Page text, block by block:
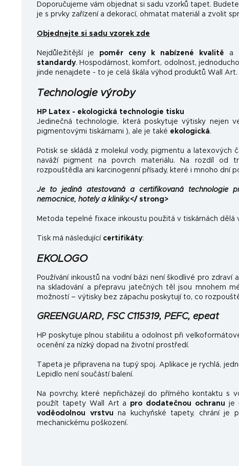
Doporučujeme vám objednat si sadu vzorků tapet.
je s prvky zařízení a dekorací, ohmatat materiál a zvolit
Objednejte si sadu vzorek zde
Nejdůležitější je poměr ceny k nabízené kvalitě a
standardy. Hospodárnost, komfort, odolnost,
jinde nenajdete - to je celá škála výhod produktů Wall Art.
Technologie výroby
HP Latex - ekologická technologie tisku
Jedinečná technologie, která poskytuje výtisky nejen
pigmentovými tiskárnami ), ale je také ekologická.
Potisk se skládá z molekul vody, pigmentu a
naváží pigment na povrch materiálu. Na rozdíl od
rozpouštědla ani karcinogenní přísady, které i mnoho dní
Je to jediná atestovaná a certifikovaná technologie
nemocnice, hotely a kliniky.</ strong>
Metoda tepelné fixace inkoustu použitá v tiskárnách
Tisk má následující certifikáty:
EKOLOGO
Používání inkoustů na vodní bázi není škodlivé pro
na skladování a přepravu jatečných těl jsou mnohem
možností – výtisky bez zápachu poskytují to, co
GREENGUARD, FSC C115319, PEFC, epeat
HP poskytuje plnou stabilitu a odolnost při
ocenění za nízký dopad na životní prostředí.
Tapeta je připravena na tupý spoj. Aplikace je rychlá,
Lepidlo není součástí balení.
Na povrchy, které nepřicházejí do přímého kontaktu s
použít tapety Wall Art a pro dodatečnou ochranu je
voděodolnou vrstvu na kuchyňské tapety, chrání je
mechanickému poškození.